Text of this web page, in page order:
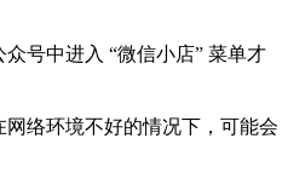
号中进入 “微信小店” 菜单才
络环境不好的情况下，可能会